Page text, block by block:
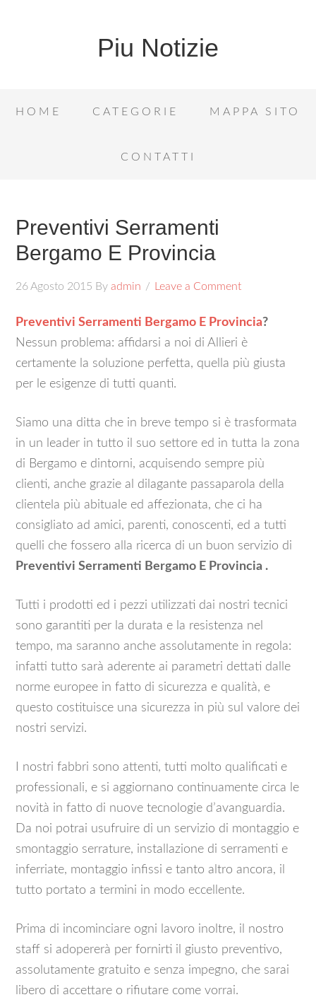
Piu Notizie
HOME CATEGORIE MAPPA SITO
CONTATTI
Preventivi Serramenti
Bergamo E Provincia
26 Agosto 2015 Byadmin Leave a Comment
Preventivi Serramenti Bergamo E Provincia?
Nessun problema: affidarsi a noi di Allieri è
certamente la soluzione perfetta, quella più giusta
per le esigenze di tutti quanti.
Siamo una ditta che in breve tempo si è trasformata
in un leader in tutto il suo settore ed in tutta la zona
di Bergamo e dintorni, acquisendo sempre più
clienti, anche grazie al dilagante passaparola della
clientela più abituale ed affezionata, che ci ha
consigliato ad amici, parenti, conoscenti, ed a tutti
quelli che fossero alla ricerca di un buon servizio di
Preventivi Serramenti Bergamo E Provincia .
Tutti i prodotti ed i pezzi utilizzati dai nostri tecnici
sono garantiti per la durata e la resistenza nel
tempo, ma saranno anche assolutamente in regola:
infatti tutto sarà aderente ai parametri dettati dalle
norme europee in fatto di sicurezza e qualità, e
questo costituisce una sicurezza in più sul valore dei
nostri servizi.
I nostri fabbri sono attenti, tutti molto qualificati e
professionali, e si aggiornano continuamente circa le
novità in fatto di nuove tecnologie d’avanguardia.
Da noi potrai usufruire di un servizio di montaggio e
smontaggio serrature, installazione di serramenti e
inferriate, montaggio infissi e tanto altro ancora, il
tutto portato a termini in modo eccellente.
Prima di incominciare ogni lavoro inoltre, il nostro
staff si adopererà per fornirti il giusto preventivo,
assolutamente gratuito e senza impegno, che sarai
libero di accettare o rifiutare come vorrai.